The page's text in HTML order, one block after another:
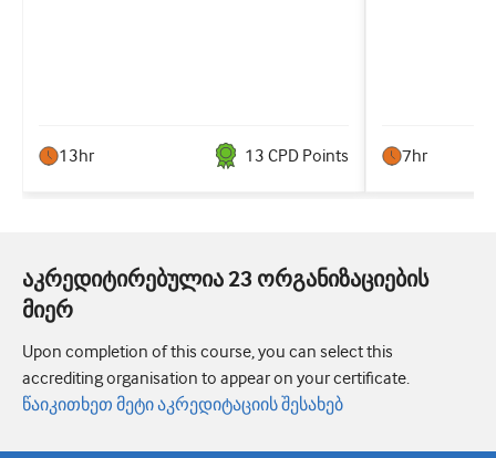
13hr 13 CPD Points 7hr
აკრედიტირებულია 23 ორგანიზაციების
მიერ
Upon completion of this course, you can select this
accrediting organisation to appear on your certificate.
წაიკითხეთ მეტი აკრედიტაციის შესახებ